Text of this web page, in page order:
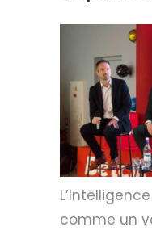
comme un